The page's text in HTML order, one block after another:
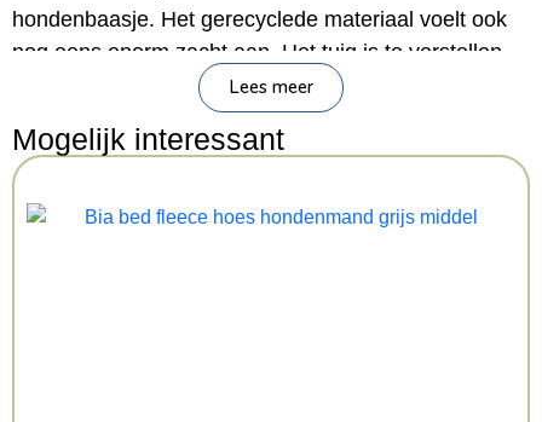
hondenbaasje. Het gerecyclede materiaal voelt ook
nog eens enorm zacht aan. Het tuig is te verstellen,
waardoor het helemaal passend te maken is voor
jouw hond. Het tuigje is te wassen op 40 graden
Celsius.
– Hondentuig voor kleine honden van Morso
– Gemaakt van gerecyclede PET flessen
Lees meer
Mogelijk interessant